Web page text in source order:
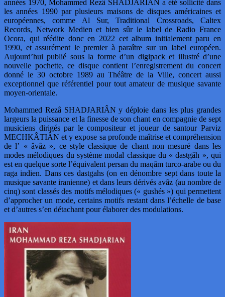
années 1970, Mohammed Rezâ SHADJARIÂN a été sollicité dans
les années 1990 par plusieurs maisons de disques américaines et
européennes, comme Al Sur, Traditional Crossroads, Caltex
Records, Network Medien et bien sûr le label de Radio France
Ocora, qui réédite donc en 2022 cet album initialement paru en
1990, et assurément le premier à paraître sur un label européen.
Aujourd’hui publié sous la forme d’un digipack et illustré d’une
nouvelle pochette, ce disque contient l’enregistrement du concert
donné le 30 octobre 1989 au Théâtre de la Ville, concert aussi
exceptionnel que référentiel pour tout amateur de musique savante
moyen-orientale.
Mohammed Rezâ SHADJARIÂN y déploie dans les plus grandes
largeurs la puissance et la finesse de son chant en compagnie de sept
musiciens dirigés par le compositeur et joueur de santour Parviz
MECHKÂTIÂN et y expose sa profonde maîtrise et compréhension
de l’ « âvâz », ce style classique de chant non mesuré dans les
modes mélodiques du système modal classique du « dastgâh », qui
est en quelque sorte l’équivalent persan du maqâm turco-arabe ou du
raga indien. Dans ces dastgahs (on en dénombre sept dans toute la
musique savante iranienne) et dans leurs dérivés avâz (au nombre de
cinq) sont classés des motifs mélodiques (« gushés ») qui permettent
d’approcher un mode, certains motifs restant dans l’échelle de base
et d’autres s’en détachant pour élaborer des modulations.